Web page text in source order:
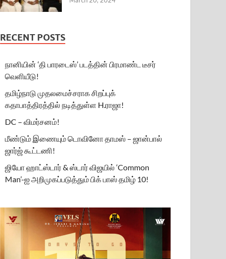
RECENT POSTS
நானியின் ‘தி பாரடைஸ்’ படத்தின் பிரமாண்ட டீசர்
வெளியீடு!
தமிழ்நாடு முதலமைச்சராக சிறப்புக்
கதாபாத்திரத்தில் நடித்துள்ள H.ராஜா!
DC – விமர்சனம்!
மீண்டும் இணையும் டொவினோ தாமஸ் – ஜான்பால்
ஜார்ஜ் கூட்டணி!
ஜியோ ஹாட்ஸ்டார் & ஸ்டார் விஜயில் ‘Common
Man’-ஐ அறிமுகப்படுத்தும் பிக் பாஸ் தமிழ் 10!